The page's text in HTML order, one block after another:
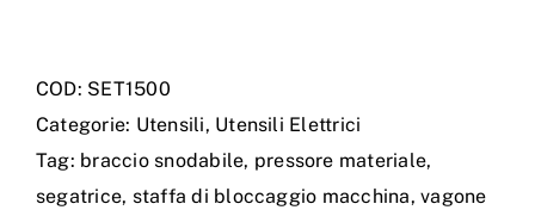
SN33
o
SN44
completa
COD: SET1500
Categorie: Utensili, Utensili Elettrici
Tag: braccio snodabile, pressore materiale,
segatrice, staffa di bloccaggio macchina,vagone